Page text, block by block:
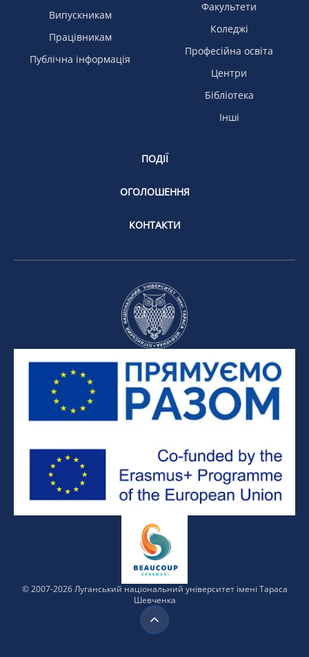
Випускникам
Працівникам
Публічна інформація
Факультети
Коледжі
Професійна освіта
Центри
Бібліотека
Інші
ПОДІЇ
ОГОЛОШЕННЯ
КОНТАКТИ
© 2007-2026 Луганський національний університет імені Тараса
Шевченка